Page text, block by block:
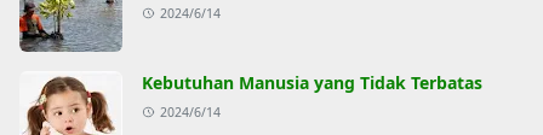
2024/6/14
Kebutuhan Manusia yang Tidak Terbatas
2024/6/14